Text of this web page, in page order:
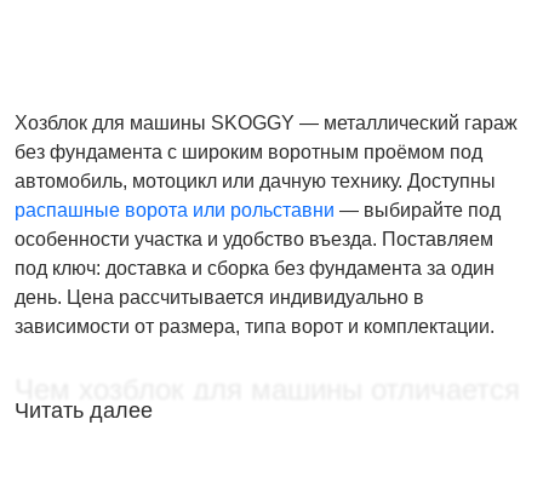
Хозблок для машины SKOGGY — металлический гараж
без фундамента с широким воротным проёмом под
автомобиль, мотоцикл или дачную технику. Доступны
распашные ворота или рольставни — выбирайте под
особенности участка и удобство въезда. Поставляем
под ключ: доставка и сборка без фундамента за один
день. Цена рассчитывается индивидуально в
зависимости от размера, типа ворот и комплектации.
от капитального гаража
Читать далее